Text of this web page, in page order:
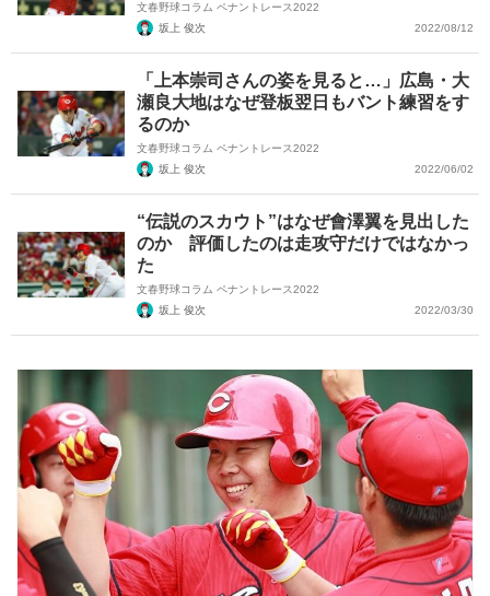
文春野球コラム ペナントレース2022
坂上 俊次
2022/08/12
「上本崇司さんの姿を見ると…」広島・大
瀬良大地はなぜ登板翌日もバント練習をす
るのか
文春野球コラム ペナントレース2022
坂上 俊次
2022/06/02
“伝説のスカウト”はなぜ會澤翼を見出した
のか 評価したのは走攻守だけではなかっ
た
文春野球コラム ペナントレース2022
坂上 俊次
2022/03/30